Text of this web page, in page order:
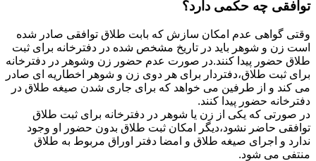
توافقی چه حکمی دارد؟
وقتی گواهی عدم امکان سازش که بابت طلاق توافقی صادر شده
است زن و شوهر باید در تاریخ مشخص شده در دفترخانه برای ثبت
طلاق حضور پیدا کنند.در صورت عدم حضور زن وشوهر در دفترخانه
برای ثبت طلاق،دفتردار برای هر دوی زن و شوهر اخطاریه ای صادر
می کند و از طرفین می خواهد که برای جاری شدن صیغه طلاق در
دفترخانه حضور پیدا کنند.
در صورتی که یکی از زن یا شوهر در دفترخانه برای ثبت طلاق
توافقی حاضر نشود،دیگر امکان ثبت طلاق بدون حضور او وجود
ندارد و اجرای صیغه طلاق و امضا دفتر اوراق مربوط به طلاق
منتفی می شود.